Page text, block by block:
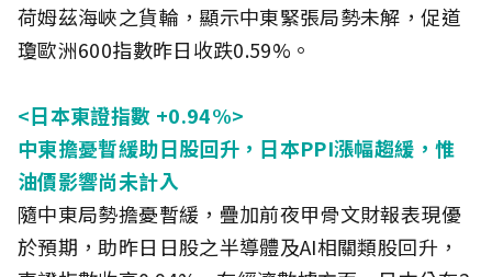
荷姆茲海峽之貨輪，顯示中東緊張局勢未解，促道
瓊歐洲600指數昨日收跌0.59%。
<日本東證指數 +0.94%>
中東擔憂暫緩助日股回升，日本PPI漲幅趨緩，惟
油價影響尚未計入
隨中東局勢擔憂暫緩，疊加前夜甲骨文財報表現優
於預期，助昨日日股之半導體及AI相關類股回升，